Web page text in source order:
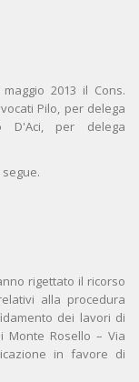
2013 il Cons.
Pilo, per delega
D'Aci, per delega
rigettato il ricorso
alla procedura
dei lavori di
Monte Rosello – Via
in favore di